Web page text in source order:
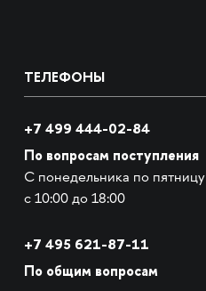
ТЕЛЕФОНЫ
+7 499 444-02-84
По вопросам поступления
С понедельника по пятницу
с 10:00 до 18:00
+7 495 621-87-11
По общим вопросам